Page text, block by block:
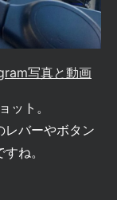
写真と動画
ット。
レバーやボタン
ね。